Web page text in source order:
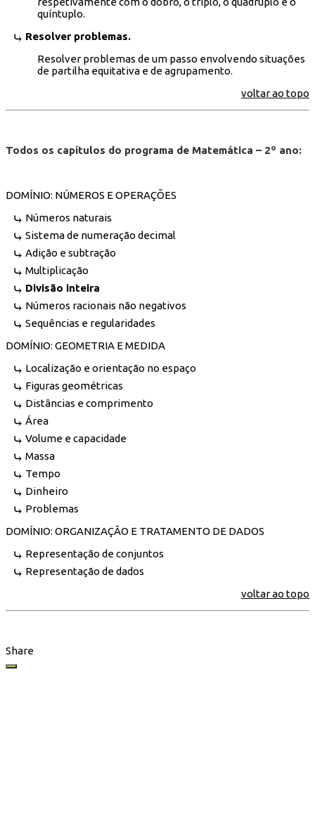
quíntuplo.
Resolver problemas.
Resolver problemas de um passo envolvendo situações
de partilha equitativa e de agrupamento.
voltar ao topo
Todos os capítulos do programa de Matemática – 2º ano:
DOMÍNIO: NÚMEROS E OPERAÇÕES
Números naturais
Sistema de numeração decimal
Adição e subtração
Multiplicação
Divisão inteira
Números racionais não negativos
Sequências e regularidades
DOMÍNIO: GEOMETRIA E MEDIDA
Localização e orientação no espaço
Figuras geométricas
Distâncias e comprimento
Área
Volume e capacidade
Massa
Tempo
Dinheiro
Problemas
DOMÍNIO: ORGANIZAÇÃO E TRATAMENTO DE DADOS
Representação de conjuntos
Representação de dados
voltar ao topo
Share